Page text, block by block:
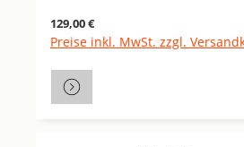
Regulärer Preis:
129,00 €
Preise inkl. MwSt. zzgl.